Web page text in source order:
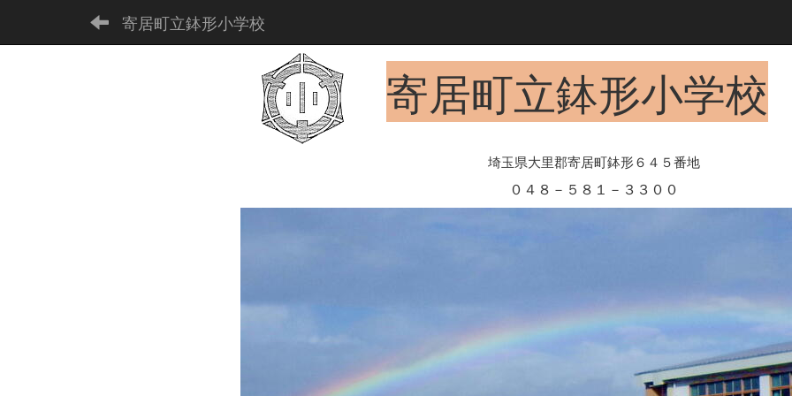
寄居町立鉢形小学校
寄居町立鉢形小学校
埼玉県大里郡寄居町鉢形６４５番地
０４８－５８１－３３００